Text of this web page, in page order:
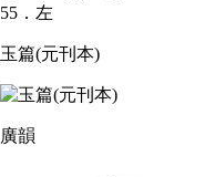
55．左
玉篇(元刊本)
廣韻